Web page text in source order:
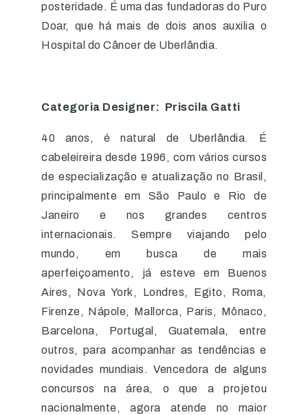
posteridade. É uma das fundadoras do Puro
Doar, que há mais de dois anos auxilia o
Hospital do Câncer de Uberlândia.
Categoria Designer: Priscila Gatti
40 anos, é natural de Uberlândia. É
cabeleireira desde 1996, com vários cursos
de especialização e atualização no Brasil,
principalmente em São Paulo e Rio de
Janeiro e nos grandes centros
internacionais. Sempre viajando pelo
mundo, em busca de mais
aperfeiçoamento, já esteve em Buenos
Aires, Nova York, Londres, Egito, Roma,
Firenze, Nápole, Mallorca, Paris, Mônaco,
Barcelona, Portugal, Guatemala, entre
outros, para acompanhar as tendências e
novidades mundiais. Vencedora de alguns
concursos na área, o que a projetou
nacionalmente, agora atende no maior